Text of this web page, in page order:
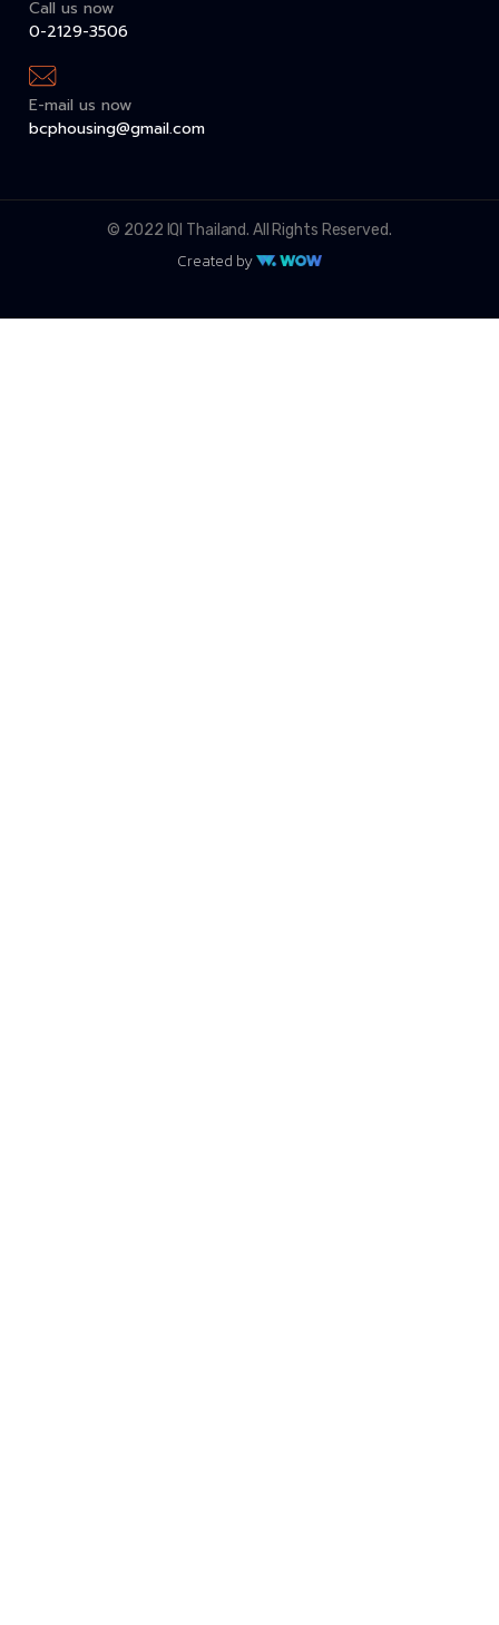
Call us now
0-2129-3506
E-mail us now
bcphousing@gmail.com
© 2022 IQI Thailand. All Rights Reserved.
Created by